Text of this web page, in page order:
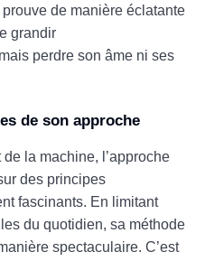
de manière éclatante
grandir
perdre son âme ni ses
de son approche
la machine, l’approche
des principes
fascinants. En limitant
du quotidien, sa méthode
spectaculaire. C’est